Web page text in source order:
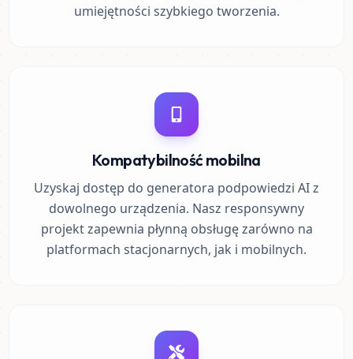
umiejętności szybkiego tworzenia.
Kompatybilność mobilna
Uzyskaj dostęp do generatora podpowiedzi AI z
dowolnego urządzenia. Nasz responsywny
projekt zapewnia płynną obsługę zarówno na
platformach stacjonarnych, jak i mobilnych.